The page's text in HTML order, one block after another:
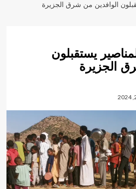
الوافدين من شرق الجزيرة
يستقبلون
الجزيرة